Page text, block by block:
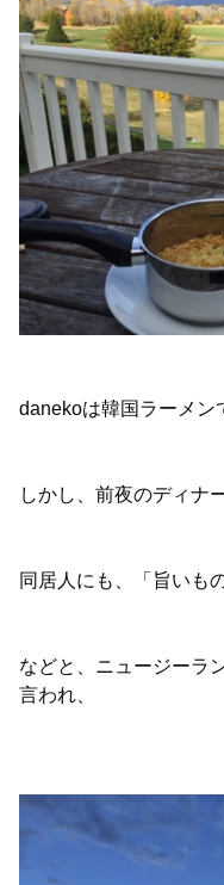
danekoは韓国ラーメン
しかし、前夜のディナ
同居人にも、「旨いも
などと、ニュージーラ
言われ、